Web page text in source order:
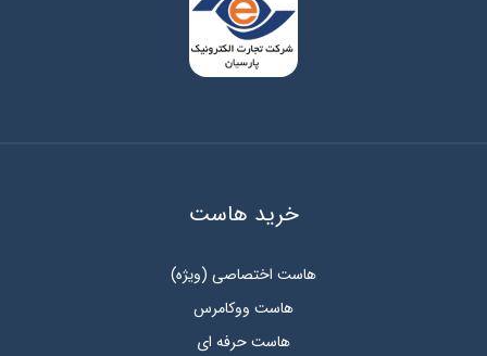
خرید هاست
هاست اختصاصی (ویژه)
هاست ووکامرس
هاست حرفه ای